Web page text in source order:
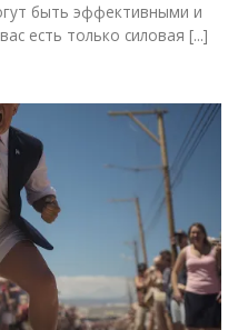
быть эффективными и
есть только силовая [...]